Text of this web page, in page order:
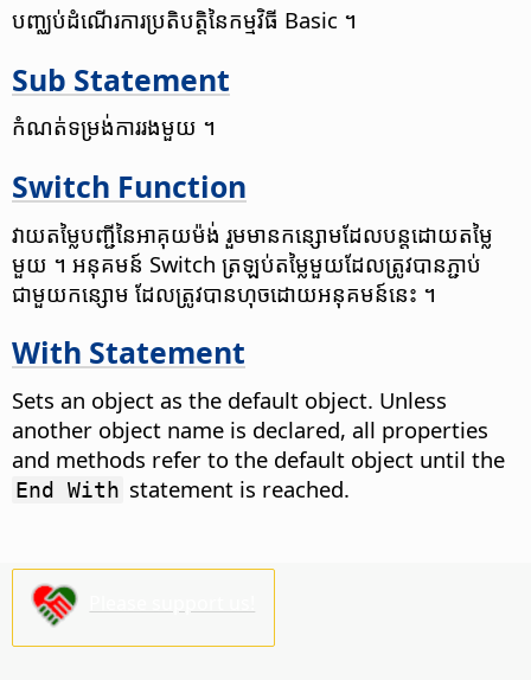
បញ្ឈប់​ដំណើរការ​ប្រតិបត្តិ​នៃ​កម្មវិធី Basic ។
Sub Statement
កំណត់​ទម្រង់​ការ​រង​មួយ ។
Switch Function
វាយ​តម្លៃ​បញ្ជី​នៃ​អាគុយម៉ង់ រួម​មាន​កន្សោម​ដែល​បន្ត​ដោយ​តម្លៃ​
មួយ​ ។ អនុគមន៍ Switch ត្រឡប់​តម្លៃ​មួយ​ដែល​ត្រូវ​បាន​ភ្ជាប់​
ជាមួយ​កន្សោម ដែល​ត្រូវ​បាន​ហុច​ដោយ​អនុគមន៍​នេះ ។
With Statement
Sets an object as the default object. Unless
another object name is declared, all properties
and methods refer to the default object until the
End With statement is reached.